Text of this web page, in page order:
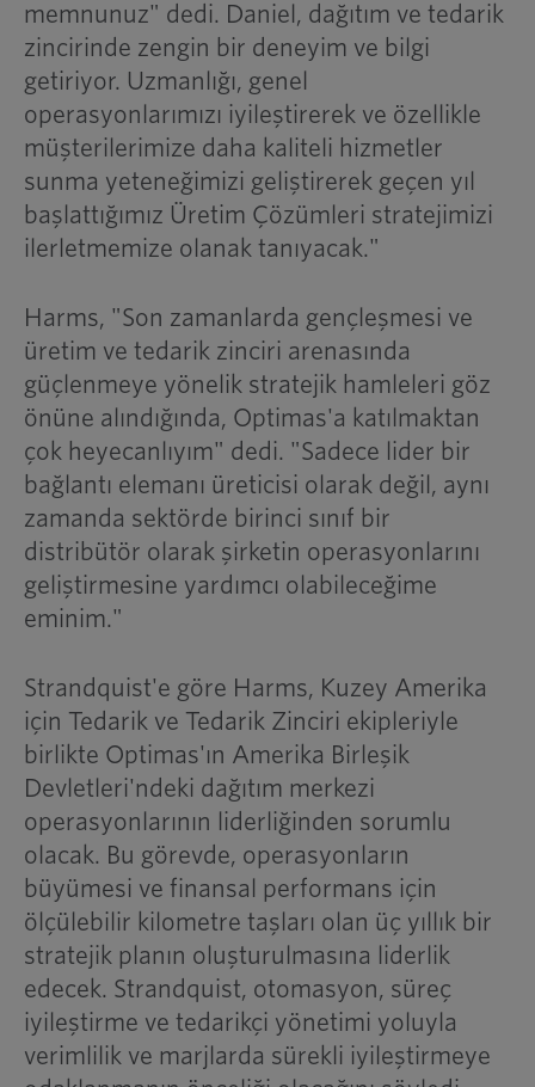
memnunuz" dedi. Daniel, dağıtım ve tedarik
zincirinde zengin bir deneyim ve bilgi
getiriyor. Uzmanlığı, genel
operasyonlarımızı iyileştirerek ve özellikle
müşterilerimize daha kaliteli hizmetler
sunma yeteneğimizi geliştirerek geçen yıl
başlattığımız Üretim Çözümleri stratejimizi
ilerletmemize olanak tanıyacak."
Harms, "Son zamanlarda gençleşmesi ve
üretim ve tedarik zinciri arenasında
güçlenmeye yönelik stratejik hamleleri göz
önüne alındığında, Optimas'a katılmaktan
çok heyecanlıyım" dedi. "Sadece lider bir
bağlantı elemanı üreticisi olarak değil, aynı
zamanda sektörde birinci sınıf bir
distribütör olarak şirketin operasyonlarını
geliştirmesine yardımcı olabileceğime
eminim."
Strandquist'e göre Harms, Kuzey Amerika
için Tedarik ve Tedarik Zinciri ekipleriyle
birlikte Optimas'ın Amerika Birleşik
Devletleri'ndeki dağıtım merkezi
operasyonlarının liderliğinden sorumlu
olacak. Bu görevde, operasyonların
büyümesi ve finansal performans için
ölçülebilir kilometre taşları olan üç yıllık bir
stratejik planın oluşturulmasına liderlik
edecek. Strandquist, otomasyon, süreç
iyileştirme ve tedarikçi yönetimi yoluyla
verimlilik ve marjlarda sürekli iyileştirmeye